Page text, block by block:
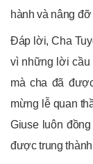
hành và nâng
Đáp lời, Cha
vì những lời cầu
mà cha đã
mừng lễ quan
Giuse luôn
được trung